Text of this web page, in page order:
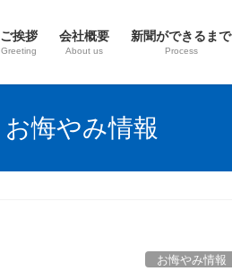
ご挨拶
Greeting
会社概要
About us
新聞ができるまで
Process
お悔やみ情報
お悔やみ情報